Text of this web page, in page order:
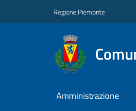
Regione Piemonte
Amministrazione